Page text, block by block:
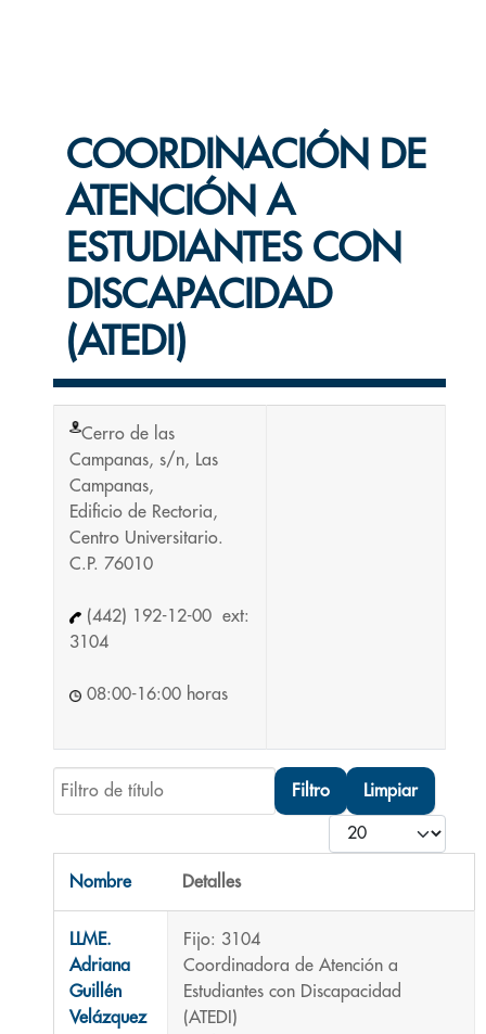
COORDINACIÓN DE
ATENCIÓN A
ESTUDIANTES CON
DISCAPACIDAD
(ATEDI)
Cerro de las
Campanas, s/n, Las
Campanas,
Edificio de Rectoria,
Centro Universitario.
C.P. 76010
(442) 192-12-00 ext:
3104
08:00-16:00 horas
Filtro de título
Filtro Limpiar
Cantidad
Nombre Detalles
LLME.
Adriana
Guillén
Velázquez
Fijo: 3104
Coordinadora de Atención a
Estudiantes con Discapacidad
(ATEDI)